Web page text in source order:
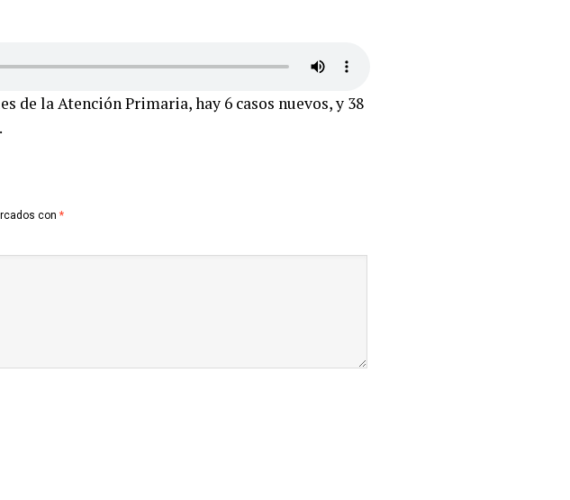
de la Atención Primaria, hay 6 casos nuevos, y 38
con *